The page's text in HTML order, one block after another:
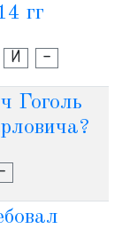
гг
И -
Гоголь